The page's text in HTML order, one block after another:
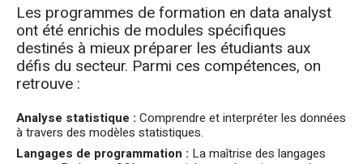
Les programmes de formation en data analyst
ont été enrichis de modules spécifiques
destinés à mieux préparer les étudiants aux
défis du secteur. Parmi ces compétences, on
retrouve :
Analyse statistique : Comprendre et interpréter les données
à travers des modèles statistiques.
Langages de programmation : La maîtrise des langages